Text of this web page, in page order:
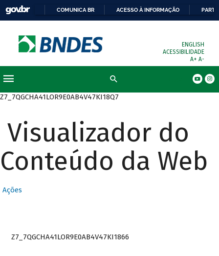
COMUNICA BR ACESSO À INFORMAÇÃO
ENGLISH
ACESSIBILIDADE
A+ A-
Z7_7QGCHA41LOR9E0AB4V47KI18Q7
Visualizador do
Conteúdo da Web
Ações
Z7_7QGCHA41LOR9E0AB4V47KI1866